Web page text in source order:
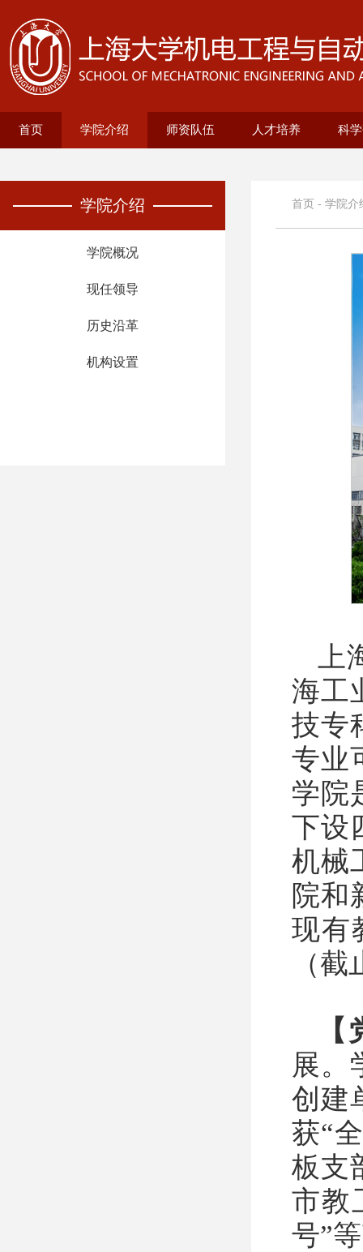
首页 学院介绍 师资队伍 人才培养 科
学院介绍
学院概况
现任领导
历史沿革
机构设置
首页 - 学院介
上
海工
技专
专业
学院
下设
机械
院和
现有
（截
展。
创建
获“
板支
市教
号”